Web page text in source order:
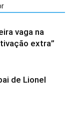
vaga na
extra”
de Lionel